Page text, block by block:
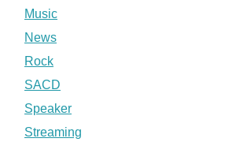
Music
News
Rock
SACD
Speaker
Streaming